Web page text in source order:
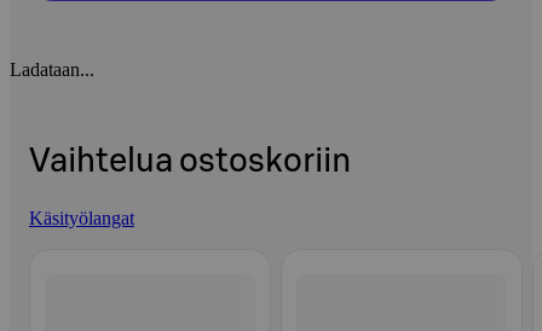
Ladataan...
Vaihtelua ostoskoriin
Käsityölangat